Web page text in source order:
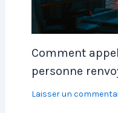
Comment
personne
Laisser un